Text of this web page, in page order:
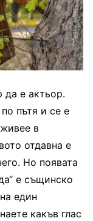
да е актьор.
пътя и се е
в
отдавна е
Но появата
е същинско
един
какъв глас